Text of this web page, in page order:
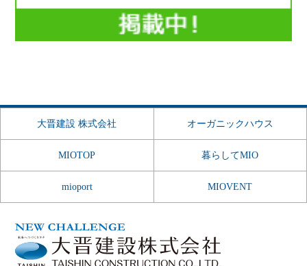
大晋建設 株式会社 オーガニックハウス
MIOTOP 暮らしてMIO
mioport MIOVENT